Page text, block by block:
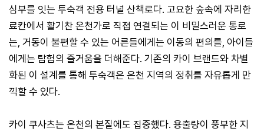
심부를 잇는 투숙객 전용 터널 산책로다. 고요한 숲속에 자리한
료칸에서 활기찬 온천가로 직접 연결되는 이 비밀스러운 통로
는, 거동이 불편할 수 있는 어른들에게는 이동의 편의를, 아이들
에게는 탐험의 즐거움을 더해준다. 기존의 카이 브랜드와 차별
화된 이 설계를 통해 투숙객은 온천 지역의 정취를 자유롭게 만
끽할 수 있다.
카이 쿠사츠는 온천의 본질에도 집중했다. 용출량이 풍부한 지